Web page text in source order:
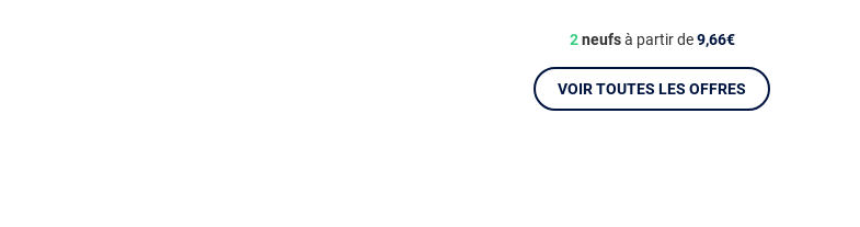
2neufsà partir de9,66€
VOIR TOUTES LES OFFRES